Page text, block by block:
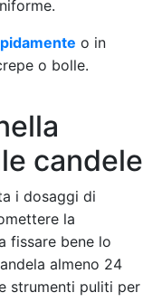
o in
o bolle.
candele
i dosaggi di
la
fissare bene lo
almeno 24
strumenti puliti per